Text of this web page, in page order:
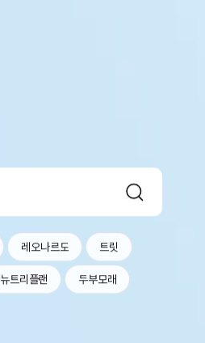
레오나르도 트릿
뉴트리플랜 두부모래